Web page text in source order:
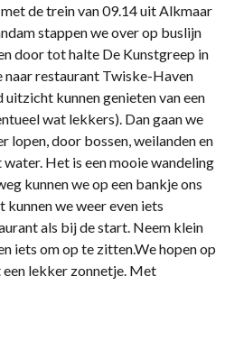
de trein van 09.14 uit Alkmaar
stappen we over op buslijn
door tot halte De Kunstgreep in
naar restaurant Twiske-Haven
kunnen genieten van een
wat lekkers). Dan gaan we
lopen, door bossen, weilanden en
Het is een mooie wandeling
kunnen we op een bankje ons
we weer even iets
als bij de start. Neem klein
iets om op te zitten.We hopen op
lekker zonnetje. Met